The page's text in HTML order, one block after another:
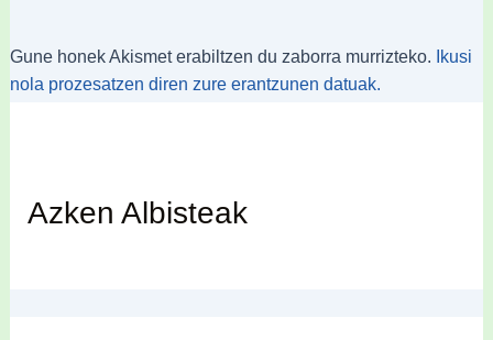
Gune honek Akismet erabiltzen du zaborra murrizteko.
Ikusi
nola prozesatzen diren zure erantzunen datuak.
Azken Albisteak